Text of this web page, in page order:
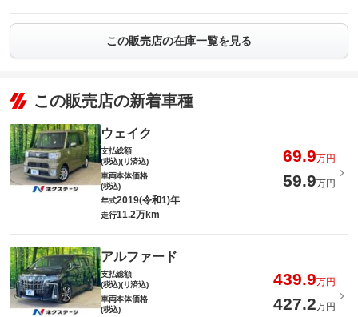
この販売店の在庫一覧を見る
この販売店の新着車種
ウェイク
支払総額
(税込)(リ済込)
69.9万円
車両本体価格
(税込)
59.9万円
年式2019(令和1)年
走行11.2万km
アルファード
支払総額
(税込)(リ済込)
439.9万円
車両本体価格
(税込)
427.2万円